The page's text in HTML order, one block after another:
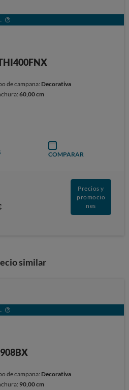
de campana: Decorativa
60,00 cm
COMPARAR
Precios y
promocio
nes
similar
de campana: Decorativa
90,00 cm